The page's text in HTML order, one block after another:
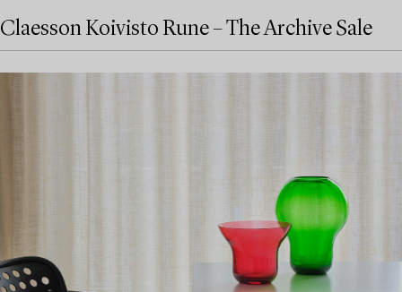
Claesson Koivisto Rune – The Archive Sale